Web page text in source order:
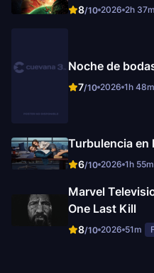
8/10 2026 2h 37m
Noche de
7/10 2026 1h 48m
Turbulencia en
6/10 2026 1h 55m
Marvel
One Last Kill
8/10 2026 51m